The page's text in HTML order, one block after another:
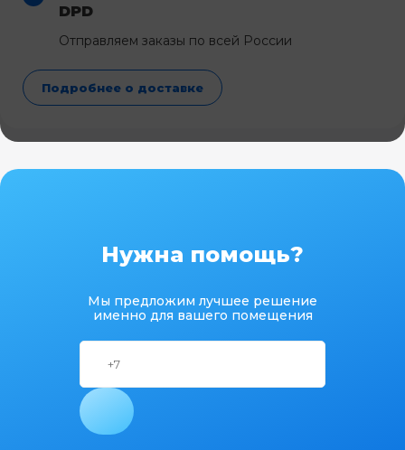
DPD
Отправляем заказы по всей России
Подробнее о доставке
Нужна помощь?
Мы предложим лучшее решение
именно для вашего помещения